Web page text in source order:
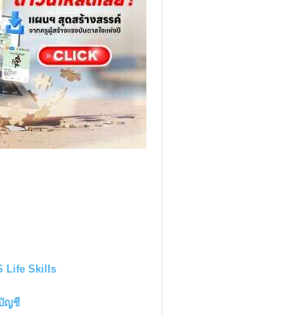
Life Skills
ญชี